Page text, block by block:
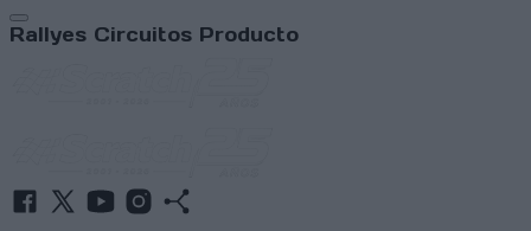
Abrir menú
Rallyes Circuitos Producto